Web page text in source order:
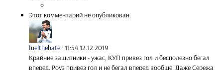
Этот комментарий не опубликован.
fuelthehate ·11:54 12.12.2019
Крайние защитники - ужас, КУП привез гол и бесполезно бегал
вперед, Роуз привез гол и не бегал вперед вообще. Даже Сережа